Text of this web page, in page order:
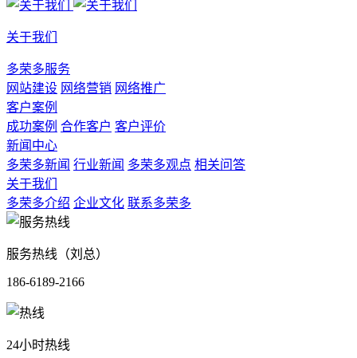
关于我们
多荣多服务
网站建设 网络营销 网络推广
客户案例
成功案例 合作客户 客户评价
新闻中心
多荣多新闻 行业新闻 多荣多观点 相关问答
关于我们
多荣多介绍 企业文化 联系多荣多
服务热线（刘总）
186-6189-2166
24小时热线